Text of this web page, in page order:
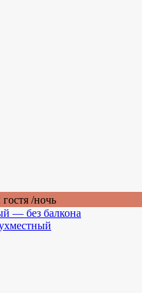
/ночь
— без балкона